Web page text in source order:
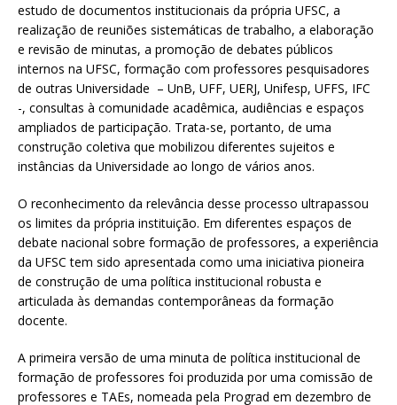
estudo de documentos institucionais da própria UFSC, a
realização de reuniões sistemáticas de trabalho, a elaboração
e revisão de minutas, a promoção de debates públicos
internos na UFSC, formação com professores pesquisadores
de outras Universidade – UnB, UFF, UERJ, Unifesp, UFFS, IFC
-, consultas à comunidade acadêmica, audiências e espaços
ampliados de participação. Trata-se, portanto, de uma
construção coletiva que mobilizou diferentes sujeitos e
instâncias da Universidade ao longo de vários anos.
O reconhecimento da relevância desse processo ultrapassou
os limites da própria instituição. Em diferentes espaços de
debate nacional sobre formação de professores, a experiência
da UFSC tem sido apresentada como uma iniciativa pioneira
de construção de uma política institucional robusta e
articulada às demandas contemporâneas da formação
docente.
A primeira versão de uma minuta de política institucional de
formação de professores foi produzida por uma comissão de
professores e TAEs, nomeada pela Prograd em dezembro de